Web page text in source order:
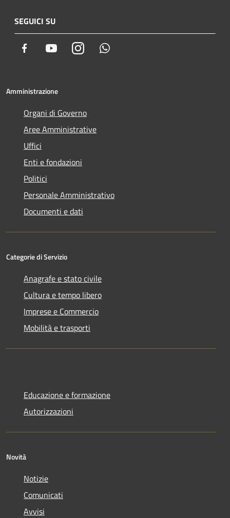
SEGUICI SU
Facebook YoutubeInstagram
Amministrazione
Organi di Governo
Aree Amministrative
Uffici
Enti e fondazioni
Politici
Personale Amministrativo
Documenti e dati
Categorie di Servizio
Anagrafe e stato civile
Cultura e tempo libero
Imprese e Commercio
Mobilità e trasporti
Educazione e formazione
Autorizzazioni
Novità
Notizie
Comunicati
Avvisi